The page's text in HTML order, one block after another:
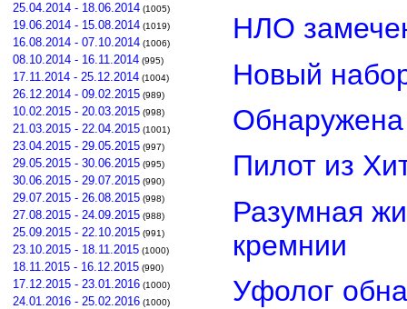
25.04.2014 - 18.06.2014 (1005)
19.06.2014 - 15.08.2014 (1019)
16.08.2014 - 07.10.2014 (1006)
08.10.2014 - 16.11.2014 (995)
17.11.2014 - 25.12.2014 (1004)
26.12.2014 - 09.02.2015 (989)
10.02.2015 - 20.03.2015 (998)
21.03.2015 - 22.04.2015 (1001)
23.04.2015 - 29.05.2015 (997)
29.05.2015 - 30.06.2015 (995)
30.06.2015 - 29.07.2015 (990)
29.07.2015 - 26.08.2015 (998)
27.08.2015 - 24.09.2015 (988)
25.09.2015 - 22.10.2015 (991)
23.10.2015 - 18.11.2015 (1000)
18.11.2015 - 16.12.2015 (990)
17.12.2015 - 23.01.2016 (1000)
24.01.2016 - 25.02.2016 (1000)
НЛО
Новый
Обнаружена
Пилот из
Разумная
кремнии
Уфолог